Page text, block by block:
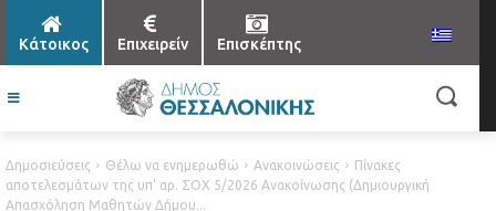
Κάτοικος Επιχειρείν Επισκέπτης
Δημοσιεύσεις Θέλω να ενημερωθώ Ανακοινώσεις
Πίνακες
αποτελεσμάτων της υπ' αρ. ΣΟΧ 5/2026 Ανακοίνωσης (Δημιουργική
Απασχόληση Μαθητών Δήμου...